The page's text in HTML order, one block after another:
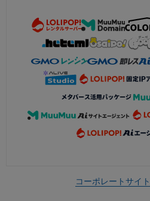
コーポレートサイト